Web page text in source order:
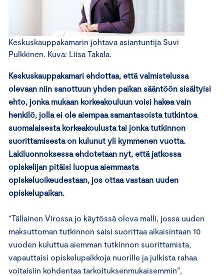
Keskuskauppakamarin johtava asiantuntija Suvi
Pulkkinen. Kuva: Liisa Takala.
Keskuskauppakamari ehdottaa, että valmistelussa
olevaan niin sanottuun yhden paikan sääntöön sisältyisi
ehto, jonka mukaan korkeakouluun voisi hakea vain
henkilö, jolla ei ole aiempaa samantasoista tutkintoa
suomalaisesta korkeakoulusta tai jonka tutkinnon
suorittamisesta on kulunut yli kymmenen vuotta.
Lakiluonnoksessa ehdotetaan nyt, että jatkossa
opiskelijan pitäisi luopua aiemmasta
opiskeluoikeudestaan, jos ottaa vastaan uuden
opiskelupaikan.
“Tällainen Virossa jo käytössä oleva malli, jossa uuden
maksuttoman tutkinnon saisi suorittaa aikaisintaan 10
vuoden kuluttua aiemman tutkinnon suorittamista,
vapauttaisi opiskelupaikkoja nuorille ja julkista rahaa
voitaisiin kohdentaa tarkoituksenmukaisemmin”,